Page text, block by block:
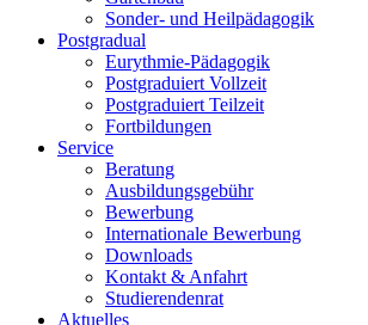
Sonder- und Heilpädagogik
Postgradual
Eurythmie-Pädagogik
Postgraduiert Vollzeit
Postgraduiert Teilzeit
Fortbildungen
Service
Beratung
Ausbildungsgebühr
Bewerbung
Internationale Bewerbung
Downloads
Kontakt & Anfahrt
Studierendenrat
Aktuelles